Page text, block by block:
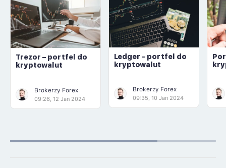
Trezor – portfel do
kryptowalut
Brokerzy Forex
09:26, 12 Jan 2024
Ledger – portfel do
kryptowalut
Brokerzy Forex
09:35, 10 Jan 2024